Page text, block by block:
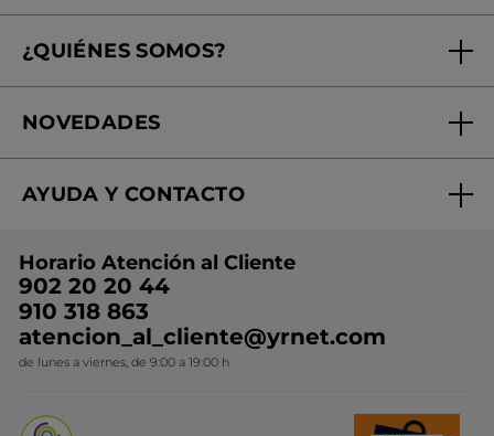
Tratamientos de Belleza
Mi club Yves Rocher
¿QUIÉNES SOMOS?
¿Quiénes somos?
Nuestros compromisos
Conviértete en Franquiciada
NOVEDADES
Rebajas
Ideas de Regalo
Colección Monoi
Novedades del mes
AYUDA Y CONTACTO
Contacto
Horario Atención al Cliente
902 20 20 44
910 318 863
atencion_al_cliente@yrnet.com
de lunes a viernes, de 9:00 a 19:00 h